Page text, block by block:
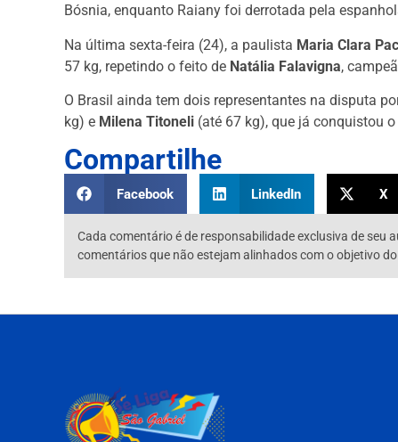
Bósnia, enquanto Raiany foi derrotada pela
Na última sexta-feira (24), a paulista Maria Clara
57 kg, repetindo o feito de Natália Falavigna,
O Brasil ainda tem dois representantes na disputa
kg) e Milena Titoneli (até 67 kg), que já conquistou
Compartilhe
Facebook LinkedIn X
Cada comentário é de responsabilidade exclusiva de seu
comentários que não estejam alinhados com o objetivo